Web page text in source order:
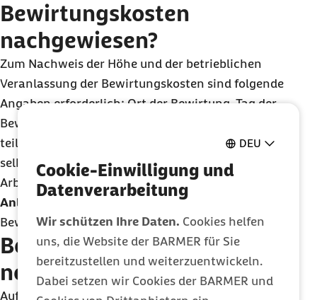
DEU
Cookie-Einwilligung und
Datenverarbeitung
Wir schützen Ihre Daten. Cookies helfen
uns, die Website der BARMER für Sie
bereitzustellen und weiterzuentwickeln.
Dabei setzen wir Cookies der BARMER und
Bewirtungskosten
nachgewiesen?
Zum Nachweis der Höhe und der betrieblichen
Veranlassung der Bewirtungskosten sind folgende
Angaben erforderlich: Ort der Bewirtung, Tag der
Bewirtung, Namen der an der Bewirtung
teilnehmenden Personen (wobei auch Gastgeber
selbst und die an der Bewirtung teilnehmenden
Arbeitnehmer anzugeben sind), betrieblicher
Anlass
der Bewirtung und die Höhe der
Bewirtungskosten.
Bewirtungskosten:
notwendige Angaben
Auf Bewirtungsrechnungen über 250